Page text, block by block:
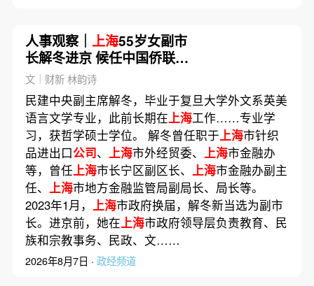
人事观察｜ 上海55岁女副市
长解冬进京 候任中国侨联副
主席
文｜财新 林韵诗
民建中央副主席解冬，毕业于复旦大学外文系英美
语言文学专业，此前长期在 上海工作……专业学
习，获哲学硕士学位。 解冬曾任职于 上海市针织
品进出口公司、 上海市外经贸委、 上海市金融办
等，曾任 上海市长宁区副区长、 上海市金融办副主
任、
上海市地方金融监管局副局长、局长等。
2023年1月，
上海市政府换届，解冬新当选为副市
长。进京前，她在 上海市政府领导层负责教育、民
族和宗教事务、民政、文……
2026年8月7日 · 政经频道